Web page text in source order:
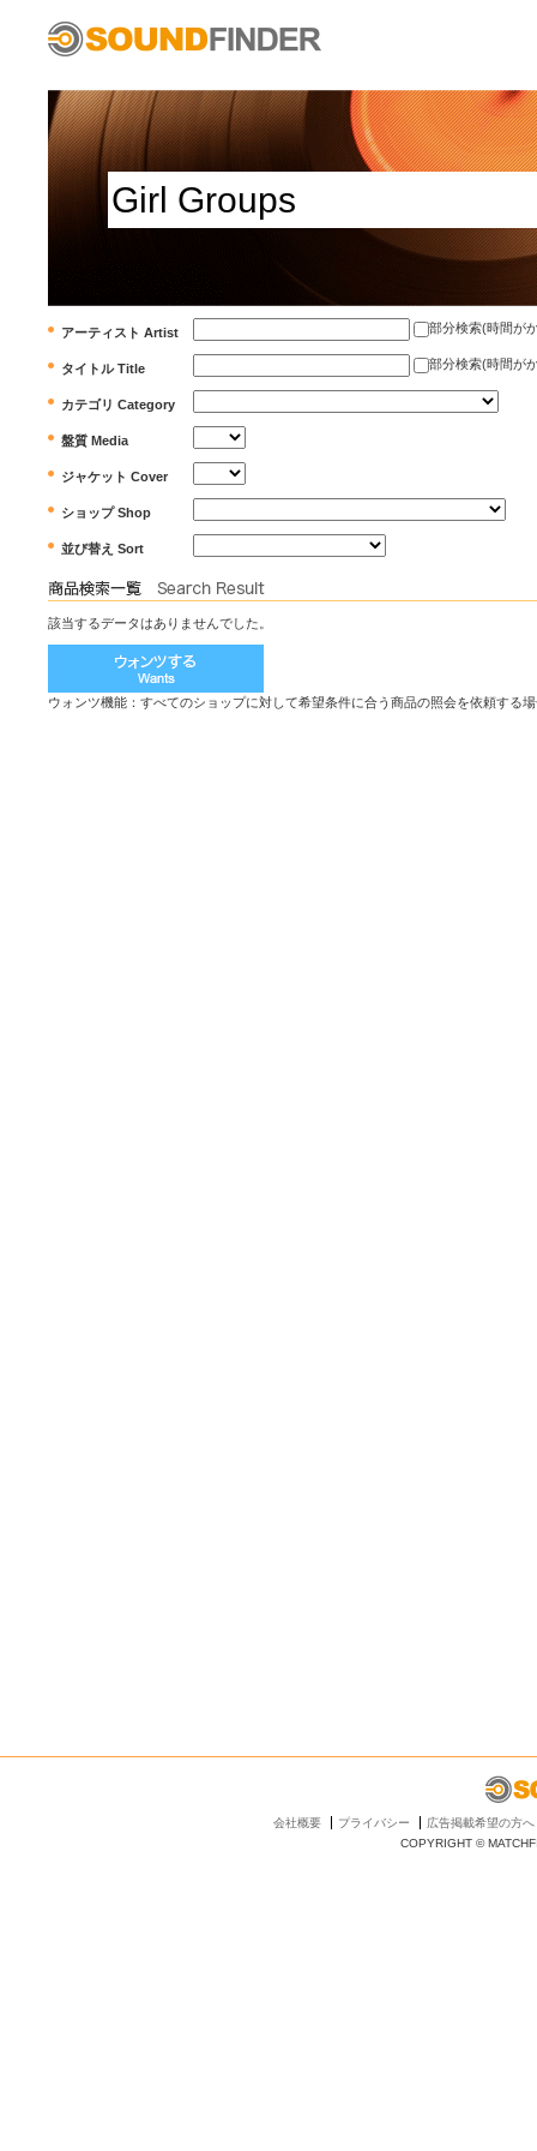
アーティスト Artist 部分検索(時間が
タイトル Title 部分検索(時間が
カテゴリ Category
盤質 Media
ジャケット Cover
ショップ Shop
並び替え Sort
該当するデータはありませんでした。
ウォンツ機能：すべてのショップに対して希望条件に合う商品の照会を依頼する
会社概要 プライバシー
広告掲載希望の方へ
COPYRIGHT ©